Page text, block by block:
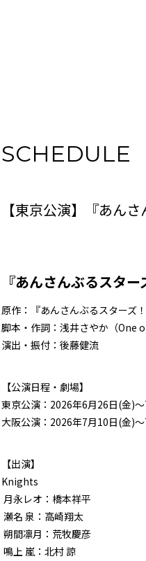
SCHEDULE
【東京公演】『あん
『あんさんぶるスタ
原作：『あんさんぶるスターズ
脚本・作詞：浅井さやか（One
演出・振付：後藤健流
【公演日程・劇場】
東京公演：2026年6月26日(金)
大阪公演：2026年7月10日(金)
【出演】
Knights
月永レオ：橋本祥平
瀬名 泉：高崎翔太
朔間凛月：荒牧慶彦
鳴上 嵐：北村 諒